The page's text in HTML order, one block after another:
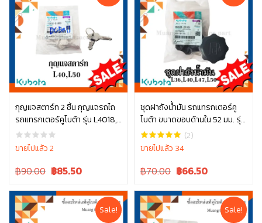
กุญแจสตาร์ท 2 ชิ้น กุญแจรถไถ
รถแทรกเตอร์คูโบต้า รุ่น L4018,
L5018 TC832-31850
ขายไปแล้ว 2
Original
was:
฿90.00.
฿90.00 Current
is:
฿90.00.
฿85.50
หยิบใส่ตะกร้า
ชุดฝาถังน้ำมัน รถแทรกเตอร์คู
โบต้า ขนาดขอบด้านใน 52 มม. รุ่น
L3608, L4018, L4708, L5018
W9501-21061
(2)
ขายไปแล้ว 34
Original
was:
฿70.00.
฿70.00 Current
is:
฿70.00.
฿66.50
หยิบใส่ตะกร้า
Sale! Sale!